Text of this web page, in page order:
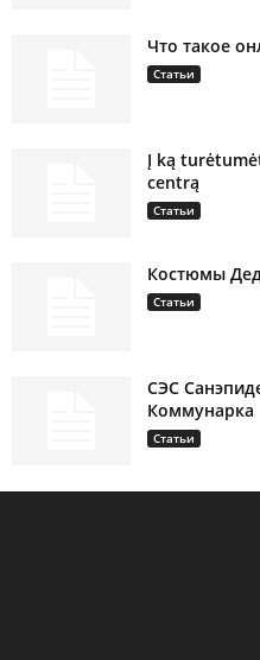
Что такое
Статьи
Į ką
centrą
Статьи
Костюмы
Статьи
СЭС
Коммунарка
Статьи